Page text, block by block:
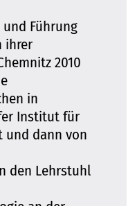
Führung
ihrer
2010
in
Institut für
und dann von
den Lehrstuhl